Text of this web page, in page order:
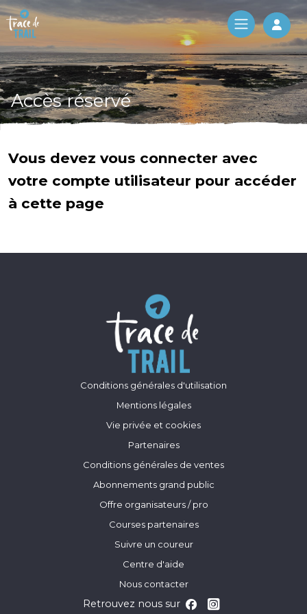
Log
Accès réservé
Vous devez vous connecter avec
votre compte utilisateur pour accéder
à cette page
Conditions générales d'utilisation
Mentions légales
Vie privée et cookies
Partenaires
Conditions générales de ventes
Abonnements grand public
Offre organisateurs / pro
Courses partenaires
Suivre un coureur
Centre d'aide
Nous contacter
Retrouvez nous sur